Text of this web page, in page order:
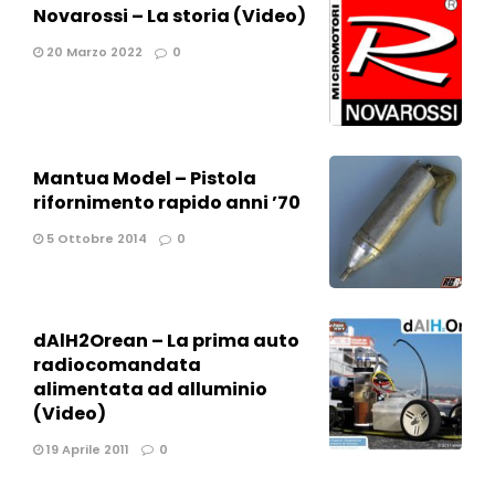
Novarossi – La storia (Video)
20 Marzo 2022 0
Mantua Model – Pistola
rifornimento rapido anni ’70
5 Ottobre 2014 0
dAlH2Orean – La prima auto
radiocomandata
alimentata ad alluminio
(Video)
19 Aprile 2011 0